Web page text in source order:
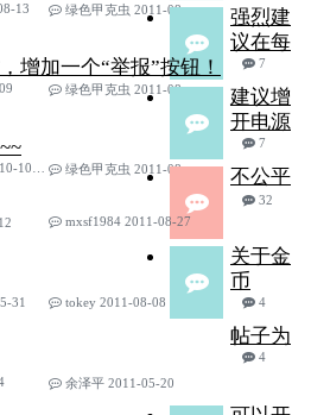
13
绿色甲克虫 2011-08-29
强烈建
议在每
增加一个“举报”按钮！
7
绿色甲克虫 2011-08-29
建议增
开电源
7
10-15
绿色甲克虫 2011-08-29 不公平
32
mxsf1984 2011-08-27
关于金
币
4
31 tokey 2011-08-08
帖子为
4
余泽平 2011-05-20